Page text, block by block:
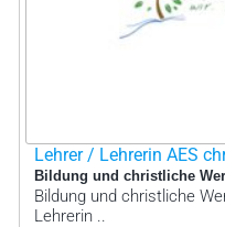
Lehrer / Lehrerin AES
Bildung und christliche
Bildung und christliche
Lehrerin ..